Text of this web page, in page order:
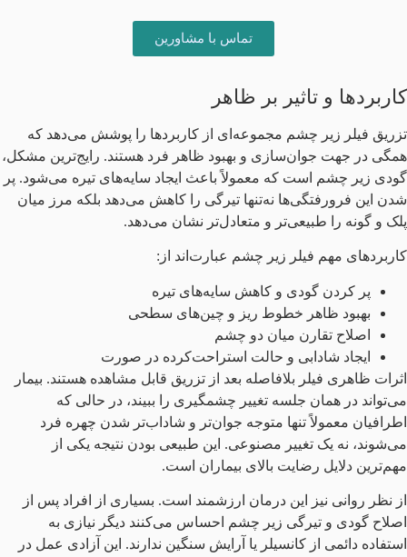
تماس با مشاورین
کاربردها و تاثیر بر ظاهر
تزریق فیلر زیر چشم مجموعه‌ای از کاربردها را پوشش می‌دهد که
همگی در جهت جوان‌سازی و بهبود ظاهر فرد هستند. رایج‌ترین مشکل،
گودی زیر چشم است که معمولاً باعث ایجاد سایه‌های تیره می‌شود. پر
شدن این فرورفتگی‌ها نه‌تنها تیرگی را کاهش می‌دهد بلکه مرز میان
پلک و گونه را طبیعی‌تر و متعادل‌تر نشان می‌دهد.
کاربردهای مهم فیلر زیر چشم عبارت‌اند از:
پر کردن گودی و کاهش سایه‌های تیره
بهبود ظاهر خطوط ریز و چین‌های سطحی
اصلاح تقارن میان دو چشم
ایجاد شادابی و حالت استراحت‌کرده در صورت
اثرات ظاهری فیلر بلافاصله بعد از تزریق قابل مشاهده هستند. بیمار
می‌تواند در همان جلسه تغییر چشمگیری را ببیند، در حالی که
اطرافیان معمولاً تنها متوجه جوان‌تر و شاداب‌تر شدن چهره فرد
می‌شوند، نه یک تغییر مصنوعی. این طبیعی بودن نتیجه یکی از
مهم‌ترین دلایل رضایت بالای بیماران است.
از نظر روانی نیز این درمان ارزشمند است. بسیاری از افراد پس از
اصلاح گودی و تیرگی زیر چشم احساس می‌کنند دیگر نیازی به
استفاده دائمی از کانسیلر یا آرایش سنگین ندارند. این آزادی عمل در